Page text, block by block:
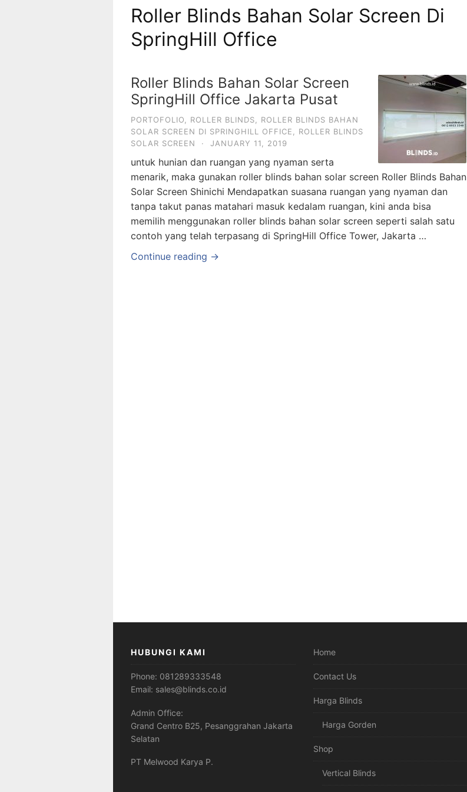
Roller Blinds Bahan Solar Screen Di
SpringHill Office
Roller Blinds Bahan Solar Screen
SpringHill Office Jakarta Pusat
PORTOFOLIO ROLLER BLINDS
ROLLER BLINDS BAHAN
SOLAR SCREEN DI SPRINGHILL OFFICE
ROLLER BLINDS
SOLAR SCREEN
· JANUARY 11, 2019
untuk hunian dan ruangan yang nyaman serta
menarik, maka gunakan roller blinds bahan solar screen Roller Blinds Bahan
Solar Screen Shinichi Mendapatkan suasana ruangan yang nyaman dan
tanpa takut panas matahari masuk kedalam ruangan, kini anda bisa
memilih menggunakan roller blinds bahan solar screen seperti salah satu
contoh yang telah terpasang di SpringHill Office Tower, Jakarta …
Continue reading →
HUBUNGI KAMI
Phone: 081289333548
Email: sales@blinds.co.id
Admin Office:
Grand Centro B25, Pesanggrahan Jakarta
Selatan
PT Melwood Karya P.
Home
Contact Us
Harga Blinds
Harga Gorden
Shop
Vertical Blinds